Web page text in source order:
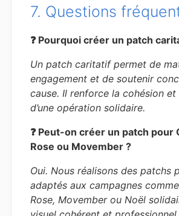
7. Questions
❓ Pourquoi créer un patch
Un patch caritatif permet de
engagement et de soutenir
cause. Il renforce la cohésion
d’une opération solidaire.
❓ Peut-on créer un patch pour
Rose ou Movember ?
Oui. Nous réalisons des patchs
adaptés aux campagnes
Rose, Movember ou Noël